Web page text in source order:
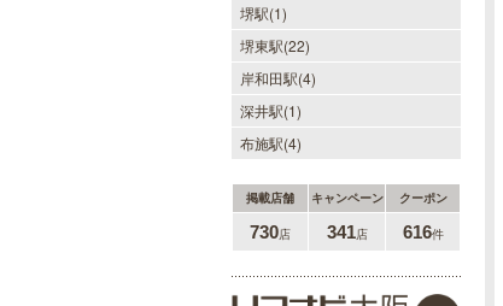
堺駅(1)
堺東駅(22)
岸和田駅(4)
深井駅(1)
布施駅(4)
掲載店舗 キャンペーン クーポン
730店 341店 616件
DAZZLE（ダズル）
エス業界の中でも最高クラスのクオ
リティ!!厳選に厳選を重ねたセラピ
ストが何度も何度もトレーニングを
受け実現しました。日々の疲れを解
さい。